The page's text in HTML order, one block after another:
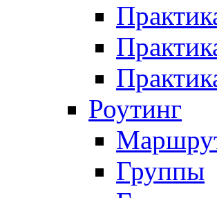
Роутинг
Группы